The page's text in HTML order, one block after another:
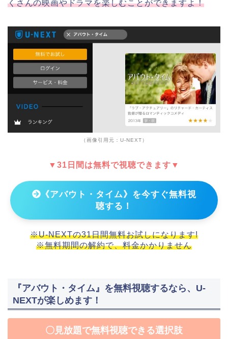
くさんの映画やドラマを楽しむことができますよ！
（画像引用元：U-NEXT）
▼31日間は無料で視聴できます▼
《アバウト・タイム》を今すぐ無料視
聴する！
※U-NEXTの31日間無料お試しになります!
※無料期間の解約で、料金かかりません
『アバウト・タイム』を無料視聴するなら、U-
NEXTが楽しめます！
〇見放題で無料視聴できる選択肢